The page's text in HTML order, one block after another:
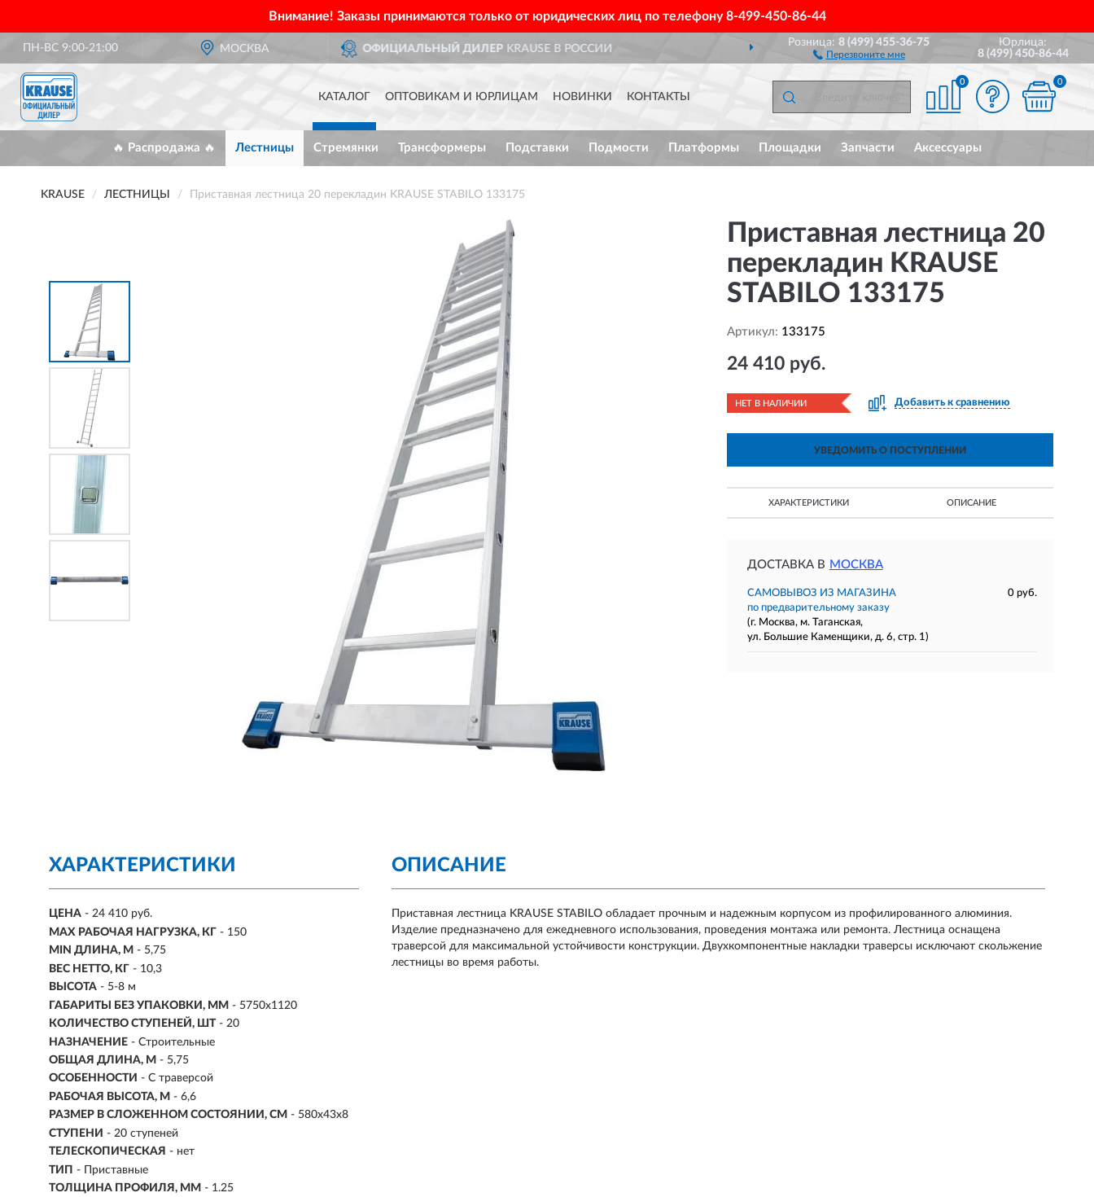
Внимание! Заказы принимаются только от юридических лиц по телефону8-499-450-86-44
ПН-ВС 9:00-21:00 МОСКВА
ОФИЦИАЛЬНЫЙ ДИЛЕРKRAUSE В РОССИИ ДОСТАВИМ ПО ВСЕЙ РОССИИ ПОЛНЫЙ
Розница:8 (499) 455-36-75
Перезвоните мне
Юрлица:
8 (499) 450-86-44
КАТАЛОГ ОПТОВИКАМ И ЮРЛИЦАМ НОВИНКИ КОНТАКТЫ
0 0
🔥 Распродажа 🔥 Лестницы Стремянки Трансформеры Подставки Подмости Платформы Площадки Запчасти Аксессуары
KRAUSE ЛЕСТНИЦЫ Приставная лестница 20 перекладин KRAUSE STABILO 133175
Приставная лестница 20
перекладин KRAUSE
STABILO 133175
Артикул: 133175
24 410 руб.
НЕТ В НАЛИЧИИ Добавить к сравнению
УВЕДОМИТЬ О ПОСТУПЛЕНИИ
ХАРАКТЕРИСТИКИ ОПИСАНИЕ
ДОСТАВКА В МОСКВА
САМОВЫВОЗ ИЗ МАГАЗИНА
0 руб.
по предварительному заказу
(г. Москва, м. Таганская,
ул. Большие Каменщики, д. 6, стр. 1)
ХАРАКТЕРИСТИКИ
ЦЕНА - 24 410 руб.
MAX РАБОЧАЯ НАГРУЗКА, КГ - 150
MIN ДЛИНА, М - 5,75
ВЕС НЕТТО, КГ - 10,3
ВЫСОТА - 5-8 м
ГАБАРИТЫ БЕЗ УПАКОВКИ, ММ - 5750х1120
КОЛИЧЕСТВО СТУПЕНЕЙ, ШТ - 20
НАЗНАЧЕНИЕ - Строительные
ОБЩАЯ ДЛИНА, М - 5,75
ОСОБЕННОСТИ - С траверсой
РАБОЧАЯ ВЫСОТА, М - 6,6
РАЗМЕР В СЛОЖЕННОМ СОСТОЯНИИ, СМ - 580х43х8
СТУПЕНИ - 20 ступеней
ТЕЛЕСКОПИЧЕСКАЯ - нет
ТИП - Приставные
ТОЛЩИНА ПРОФИЛЯ, ММ - 1.25
ОПИСАНИЕ
Приставная лестница KRAUSE STABILO обладает прочным и надежным корпусом из профилированного алюминия.
Изделие предназначено для ежедневного использования, проведения монтажа или ремонта. Лестница оснащена
траверсой для максимальной устойчивости конструкции. Двухкомпонентные накладки траверсы исключают скольжение
лестницы во время работы.